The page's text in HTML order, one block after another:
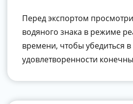
Перед экспортом
водяного знака в режиме
времени, чтобы убедиться в
удовлетворенности